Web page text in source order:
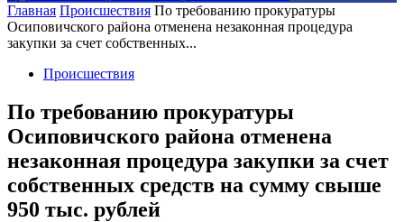
Главная Происшествия По требованию прокуратуры
Осиповичского района отменена незаконная процедура
закупки за счет собственных...
Происшествия
По требованию прокуратуры
Осиповичского района отменена
незаконная процедура закупки за счет
собственных средств на сумму свыше
950 тыс. рублей